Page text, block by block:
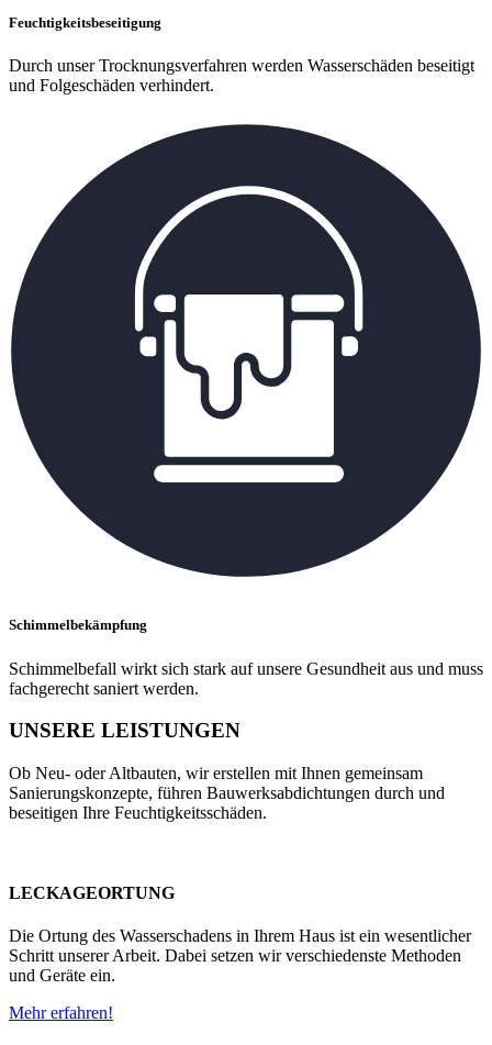
Feuchtigkeitsbeseitigung
Durch unser Trocknungsverfahren werden Wasserschäden beseitigt
und Folgeschäden verhindert.
Schimmelbekämpfung
Schimmelbefall wirkt sich stark auf unsere Gesundheit aus und muss
fachgerecht saniert werden.
UNSERE LEISTUNGEN
Ob Neu- oder Altbauten, wir erstellen mit Ihnen gemeinsam
Sanierungskonzepte, führen Bauwerksabdichtungen durch und
beseitigen Ihre Feuchtigkeitsschäden.
LECKAGEORTUNG
Die Ortung des Wasserschadens in Ihrem Haus ist ein wesentlicher
Schritt unserer Arbeit. Dabei setzen wir verschiedenste Methoden
und Geräte ein.
Mehr erfahren!